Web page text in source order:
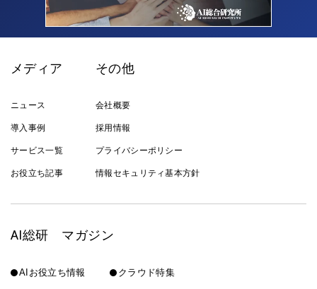
メディア
ニュース
導入事例
サービス一覧
お役立ち記事
その他
会社概要
採用情報
プライバシーポリシー
情報セキュリティ基本方針
AI総研 マガジン
AIお役立ち情報 クラウド特集